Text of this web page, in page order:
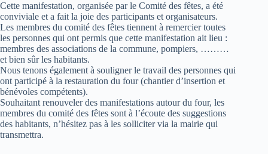
Cette manifestation, organisée par le Comité des fêtes, a été
conviviale et a fait la joie des participants et organisateurs.
Les membres du comité des fêtes tiennent à remercier toutes
les personnes qui ont permis que cette manifestation ait lieu :
membres des associations de la commune, pompiers, ………
et bien sûr les habitants.
Nous tenons également à souligner le travail des personnes qui
ont participé à la restauration du four (chantier d’insertion et
bénévoles compétents).
Souhaitant renouveler des manifestations autour du four, les
membres du comité des fêtes sont à l’écoute des suggestions
des habitants, n’hésitez pas à les solliciter via la mairie qui
transmettra.